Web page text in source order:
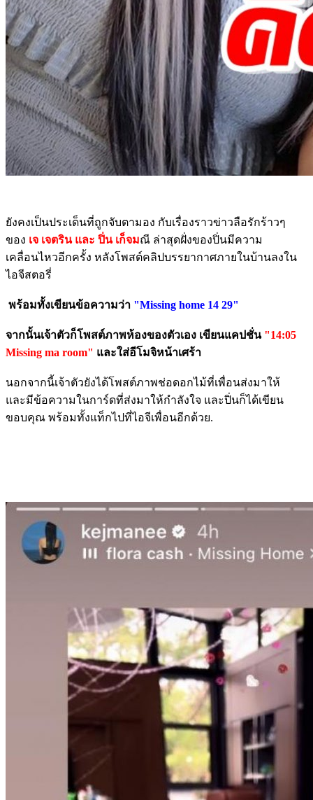
ยังคงเป็นประเด็นที่ถูกจับตามอง กับเรื่องราวข่าวลือรักร้าวๆ
ของ เจ เจตริน และ ปิ่น เก็จมณี ล่าสุดฝั่งของปิ่นมีความ
เคลื่อนไหวอีกครั้ง หลังโพสต์คลิปบรรยากาศภายในบ้านลงใน
ไอจีสตอรี่
พร้อมทั้งเขียนข้อความว่า "Missing home 14 29"
จากนั้นเจ้าตัวก็โพสต์ภาพห้องของตัวเอง เขียนแคปชั่น"14:05
Missing ma room" และใส่อีโมจิหน้าเศร้า
นอกจากนี้เจ้าตัวยังได้โพสต์ภาพช่อดอกไม้ที่เพื่อนส่งมาให้
และมีข้อความในการ์ดที่ส่งมาให้กำลังใจ และปิ่นก็ได้เขียน
ขอบคุณ พร้อมทั้งแท็กไปที่ไอจีเพื่อนอีกด้วย.